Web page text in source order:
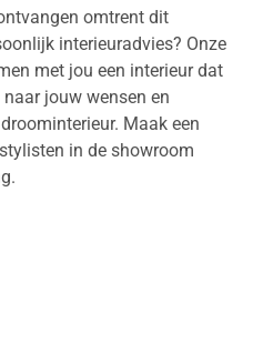
omtrent dit
interieuradvies? Onze
met jou een interieur dat
jouw wensen en
Maak een
in de showroom